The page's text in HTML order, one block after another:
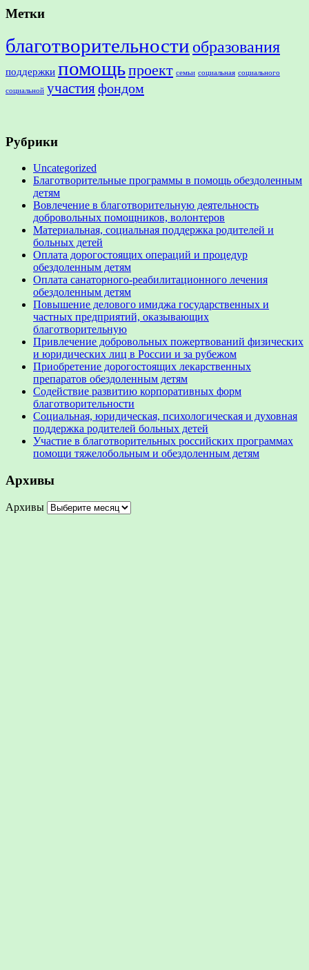
Метки
благотворительности образования
поддержки помощьпроект семьи социальная социального
социальной участияфондом
Рубрики
Uncategorized
Благотворительные программы в помощь обездоленным
детям
Вовлечение в благотворительную деятельность
добровольных помощников, волонтеров
Материальная, социальная поддержка родителей и
больных детей
Оплата дорогостоящих операций и процедур
обездоленным детям
Оплата санаторного-реабилитационного лечения
обездоленным детям
Повышение делового имиджа государственных и
частных предприятий, оказывающих
благотворительную
Привлечение добровольных пожертвований физических
и юридических лиц в России и за рубежом
Приобретение дорогостоящих лекарственных
препаратов обездоленным детям
Содействие развитию корпоративных форм
благотворительности
Социальная, юридическая, психологическая и духовная
поддержка родителей больных детей
Участие в благотворительных российских программах
помощи тяжелобольным и обездоленным детям
Архивы
Архивы